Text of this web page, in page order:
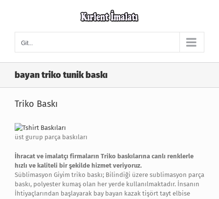
Git...
bayan triko tunik baskı
Triko Baskı
üst gurup parça baskıları
İhracat ve imalatçı firmaların Triko baskılarına canlı renklerle
hızlı ve kaliteli bir şekilde hizmet veriyoruz.
Süblimasyon Giyim triko baskı; Bilindiği üzere sublimasyon parça
baskı, polyester kumaş olan her yerde kullanılmaktadır. İnsanın
İhtiyaçlarından başlayarak bay bayan kazak tişört tayt elbise